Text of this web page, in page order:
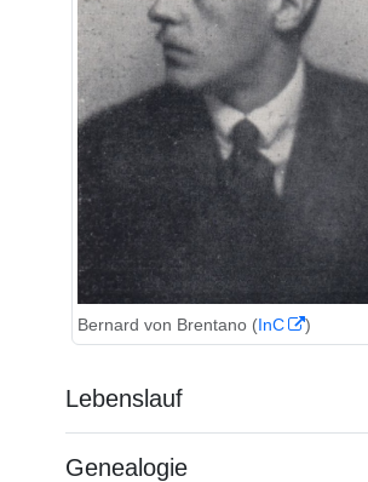
Bernard von Brentano (InC )
Lebenslauf
Genealogie